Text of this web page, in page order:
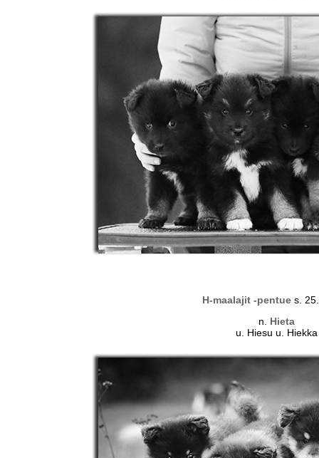
H-maalajit -pentue s.
n. Hieta
u. Hiesu u. Hiekka